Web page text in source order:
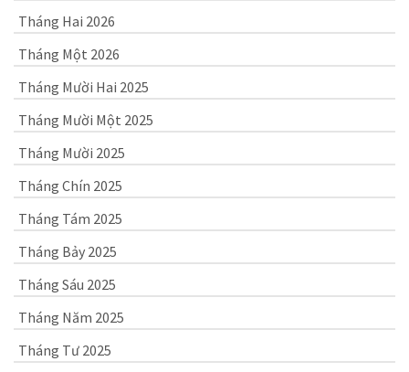
Tháng Hai 2026
Tháng Một 2026
Tháng Mười Hai 2025
Tháng Mười Một 2025
Tháng Mười 2025
Tháng Chín 2025
Tháng Tám 2025
Tháng Bảy 2025
Tháng Sáu 2025
Tháng Năm 2025
Tháng Tư 2025